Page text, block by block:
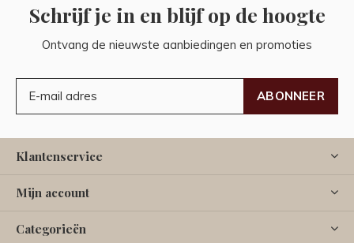
Schrijf je in en blijf op de hoogte
Ontvang de nieuwste aanbiedingen en promoties
ABONNEER
Klantenservice
Mijn account
Categorieën